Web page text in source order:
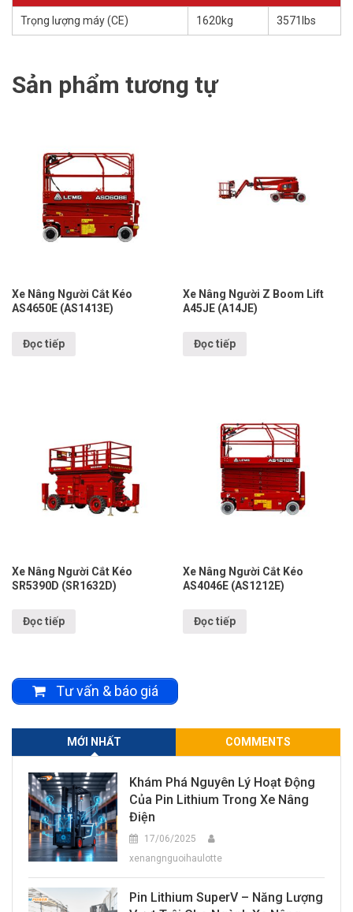
Trọng lượng máy (CE) 1620kg 3571lbs
Sản phẩm tương tự
Xe Nâng Người Cắt Kéo
AS4650E (AS1413E)
Đọc tiếp
Xe Nâng Người Z Boom Lift
A45JE (A14JE)
Đọc tiếp
Xe Nâng Người Cắt Kéo
SR5390D (SR1632D)
Đọc tiếp
Xe Nâng Người Cắt Kéo
AS4046E (AS1212E)
Đọc tiếp
Tư vấn & báo giá
MỚI NHẤT COMMENTS
Khám Phá Nguyên Lý Hoạt Động
Của Pin Lithium Trong Xe Nâng
Điện
17/06/2025
xenangnguoihaulotte
Pin Lithium SuperV – Năng Lượng